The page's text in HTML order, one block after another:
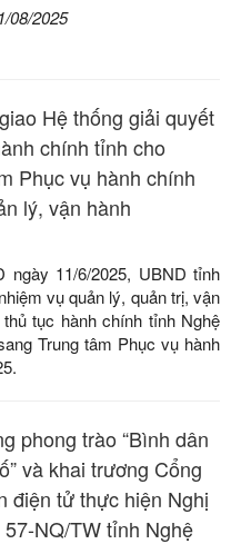
08/2025
Hệ thống giải quyết
chính tỉnh cho
Phục vụ hành chính
lý, vận hành
ngày 11/6/2025, UBND tỉnh
vụ quản lý, quản trị, vận
tục hành chính tỉnh Nghệ
Trung tâm Phục vụ hành
phong trào “Bình dân
và khai trương Cổng
điện tử thực hiện Nghị
NQ/TW tỉnh Nghệ